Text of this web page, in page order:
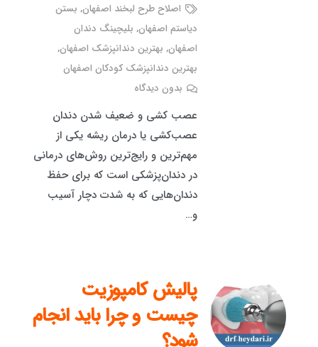
اصلاح طرح لبخند اصفهان, بستن
دیاستم اصفهان, بلیچینگ دندان
اصفهان, بهترین دندانپزشک اصفهان,
بهترین دندانپزشک کودکان اصفهان
بدون دیدگاه
عصب کشی و ضعیف شدن دندان
عصب‌کشی یا درمان ریشه یکی از
مهم‌ترین و رایج‌ترین روش‌های درمانی
در دندان‌پزشکی است که برای حفظ
دندان‌هایی که به شدت دچار آسیب
و…
پالیش کامپوزیت
چیست و چرا باید انجام